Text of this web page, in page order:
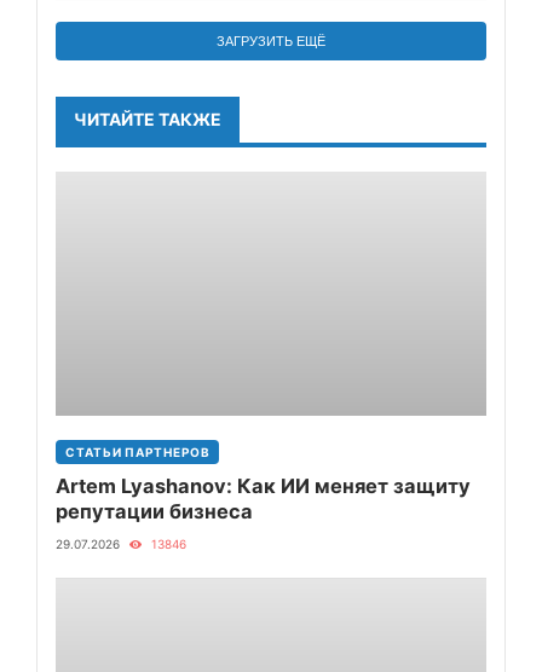
ЗАГРУЗИТЬ ЕЩЁ
ЧИТАЙТЕ ТАКЖЕ
СТАТЬИ ПАРТНЕРОВ
Artem Lyashanov: Как ИИ меняет защиту
репутации бизнеса
29.07.2026 13846